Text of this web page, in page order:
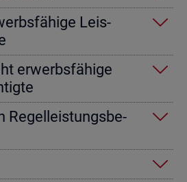
Leis­
er­werbs­fä­hi­ge
Re­gel­leis­tungs­be­